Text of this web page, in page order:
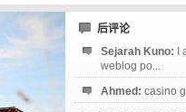
后评论
Sejarah Kuno:
weblog po...
Ahmed: casino